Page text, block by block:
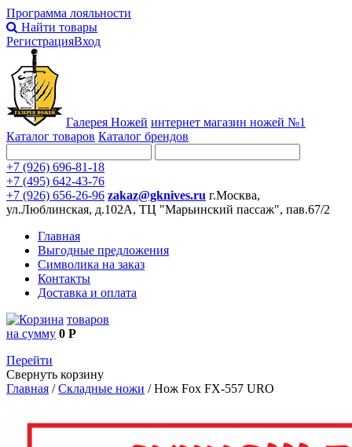
Программа лояльности
Найти товары
РегистрацияВход
Галерея Ножей интернет магазин ножей №1
Каталог товаров Каталог брендов
+7 (926) 696-81-18
+7 (495) 642-43-76
+7 (926) 656-26-96 zakaz@gknives.ru г.Москва,
ул.Люблинская, д.102А, ТЦ "Марьинский пассаж", пав.67/2
Главная
Выгодные предложения
Символика на заказ
Контакты
Доставка и оплата
товаров
на сумму 0 Р
Перейти
Свернуть корзину
Главная /Складные ножи /Нож Fox FX-557 URO